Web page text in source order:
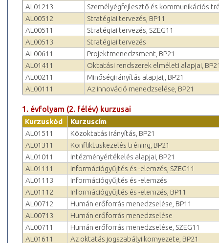
AL01213
Személyégfejlesztő és kommunikációs
AL00512
Stratégiai tervezés, BP11
AL00511
Stratégiai tervezés, SZEG11
AL00513
Stratégiai tervezés
AL00611
Projektmenedzsment, BP21
AL01411
Oktatási rendszerek elméleti alapjai,
AL00211
Minőségirányítás alapjai,, BP21
AL00111
Az innováció menedzselése, BP21
1. évfolyam (2. félév) kurzusai
Kurzuskód
Kurzuscím
AL01511
Közoktatás irányítás, BP21
AL01311
Konfliktuskezelés tréning, BP21
AL01011
Intézményértékelés alapjai, BP21
AL01111
Információgyűjtés és -elemzés, SZEG11
AL01113
Információgyűjtés és -elemzés
AL01112
Információgyűjtés és -elemzés, BP11
AL00712
Humán erőforrás menedzselése, BP11
AL00713
Humán erőforrás menedzselése
AL00711
Humán erőforrás menedzselése, SZEG11
AL01611
Az oktatás jogszabályi környezete, BP21